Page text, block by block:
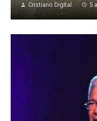
Cristiano Digital 5